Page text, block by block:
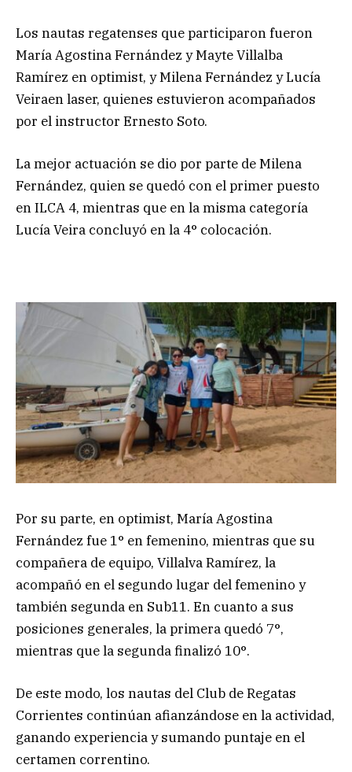
Los nautas regatenses que participaron fueron
María Agostina Fernández y Mayte Villalba
Ramírez en optimist, y Milena Fernández y Lucía
Veiraen laser, quienes estuvieron acompañados
por el instructor Ernesto Soto.
La mejor actuación se dio por parte de Milena
Fernández, quien se quedó con el primer puesto
en ILCA 4, mientras que en la misma categoría
Lucía Veira concluyó en la 4° colocación.
Por su parte, en optimist, María Agostina
Fernández fue 1° en femenino, mientras que su
compañera de equipo, Villalva Ramírez, la
acompañó en el segundo lugar del femenino y
también segunda en Sub11. En cuanto a sus
posiciones generales, la primera quedó 7°,
mientras que la segunda finalizó 10°.
De este modo, los nautas del Club de Regatas
Corrientes continúan afianzándose en la actividad,
ganando experiencia y sumando puntaje en el
certamen correntino.